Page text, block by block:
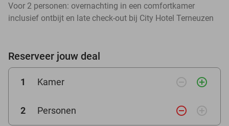
Voor 2 personen: overnachting in een comfortkamer
inclusief ontbijt en late check-out bij City Hotel Terneuzen
Reserveer jouw deal
1 Kamer remove_circle_outline add_circle_outline
2 Personen remove_circle_outline add_circle_outline